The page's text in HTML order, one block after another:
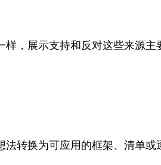
样，展示支持和反对这些来源主
法转换为可应用的框架、清单或